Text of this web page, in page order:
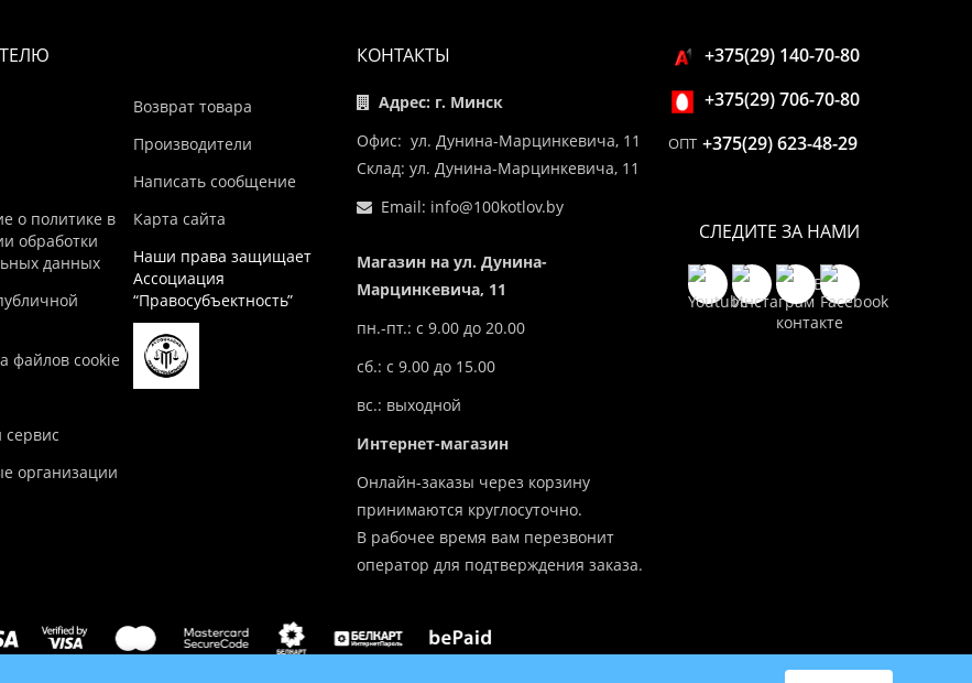
о политике в
обработки
данных
файлов cookie
организации
Возврат товара
Производители
Написать сообщение
Карта сайта
Наши права защищает
Ассоциация
“Правосубъектность”
КОНТАКТЫ
Адрес: г. Минск
Офис: ул. Дунина-Марцинкевича, 11
Склад: ул. Дунина-Марцинкевича, 11
Email: info@100kotlov.by
Магазин на ул. Дунина-
Марцинкевича, 11
пн.-пт.: с 9.00 до 20.00
сб.: с 9.00 до 15.00
вс.: выходной
Интернет-магазин
Онлайн-заказы через корзину
принимаются круглосуточно.
В рабочее время вам перезвонит
оператор для подтверждения заказа.
+375(29) 140-70-80
+375(29) 706-70-80
ОПТ +375(29) 623-48-29
СЛЕДИТЕ ЗА НАМИ